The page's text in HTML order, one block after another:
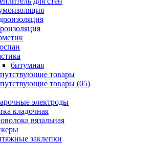
битумная
товары
товары (05)
электроды
кладочная
вязальная
заклепки